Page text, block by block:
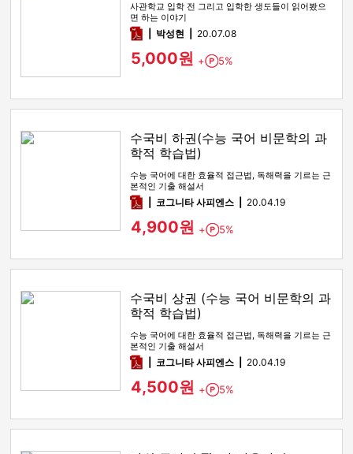
사관학교 입학 전 그리고 입학한 생도들이 읽어봤으
면 하는 이야기
pdf박성현 20.07.08
5,000원 + Point
5%
수국비 하권(수능 국어 비문학의 과
학적 학습법)
수능 국어에 대한 효율적 접근법, 독해력을 기르는 근
본적인 기출 해설서
pdf코그니타 사피엔스 20.04.19
4,900원 + Point
5%
수국비 상권 (수능 국어 비문학의 과
학적 학습법)
수능 국어에 대한 효율적 접근법, 독해력을 기르는 근
본적인 기출 해설서
pdf코그니타 사피엔스 20.04.19
4,500원 + Point
5%